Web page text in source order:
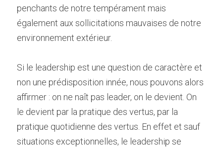
penchants de notre tempérament mais
également aux sollicitations mauvaises de notre
environnement extérieur.
Si le leadership est une question de caractère et
non une prédisposition innée, nous pouvons alors
affirmer : on ne naît pas leader, on le devient. On
le devient par la pratique des vertus, par la
pratique quotidienne des vertus. En effet et sauf
situations exceptionnelles, le leadership se